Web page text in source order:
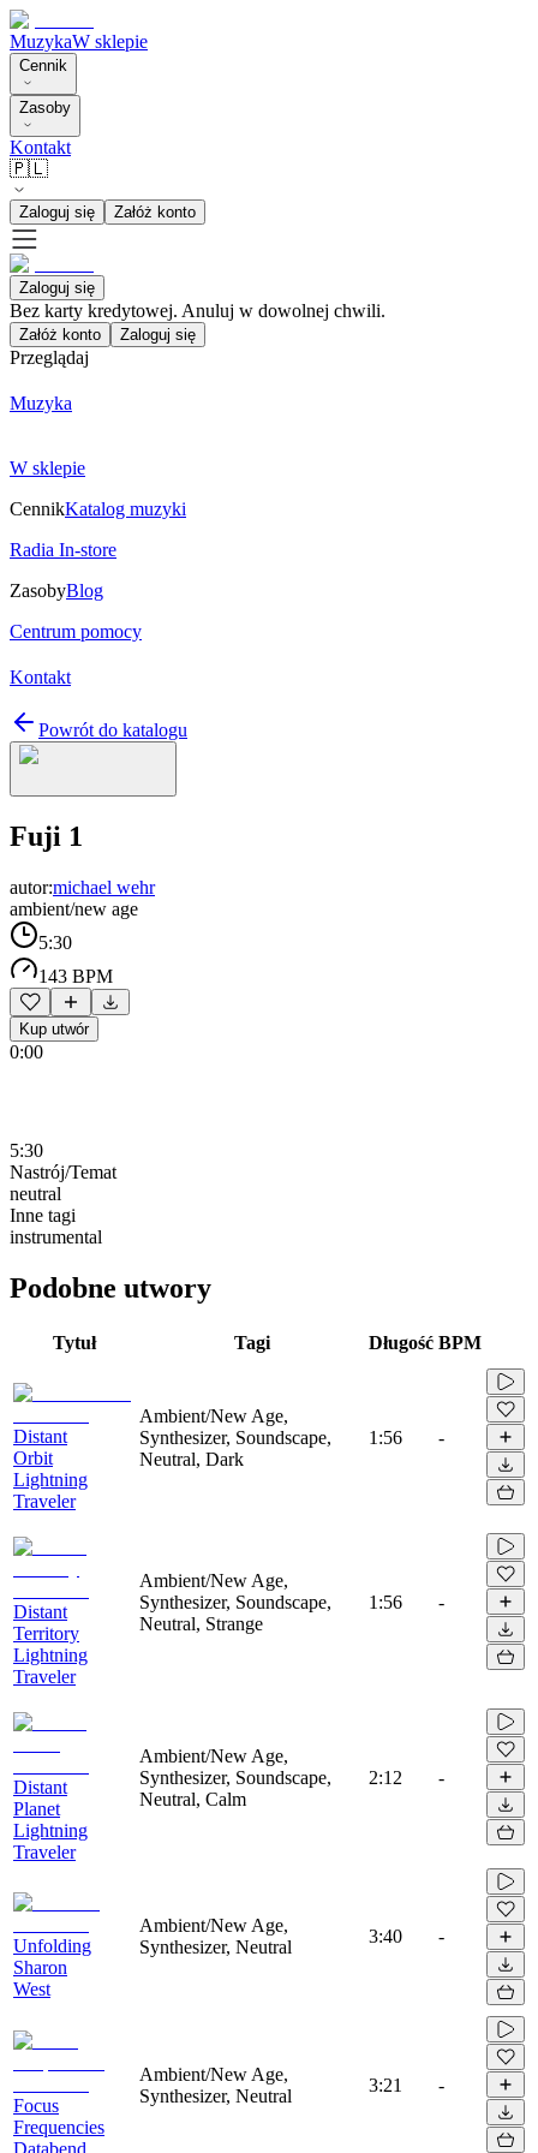
MuzykaW sklepie
Cennik
Zasoby
Kontakt
🇵🇱
Zaloguj się Załóż konto
Zaloguj się
Bez karty kredytowej. Anuluj w dowolnej chwili.
Załóż konto Zaloguj się
Przeglądaj
Muzyka
W sklepie
CennikKatalog muzyki
Radia In-store
ZasobyBlog
Centrum pomocy
Kontakt
Powrót do katalogu
Fuji 1
autor:michael wehr
ambient/new age
5:30
143 BPM
Kup utwór
0:00
5:30
Nastrój/Temat
neutral
Inne tagi
instrumental
Podobne utwory
Tytuł Tagi Długość BPM
Distant
Orbit
Lightning
Traveler
Ambient/New Age,
Synthesizer, Soundscape,
Neutral, Dark
1:56 -
Distant
Territory
Lightning
Traveler
Ambient/New Age,
Synthesizer, Soundscape,
Neutral, Strange
1:56 -
Distant
Planet
Lightning
Traveler
Ambient/New Age,
Synthesizer, Soundscape,
Neutral, Calm
2:12 -
Unfolding
Sharon
West
Ambient/New Age,
Synthesizer, Neutral
3:40 -
Focus
Frequencies
Databend
Ambient/New Age,
Synthesizer, Neutral
3:21 -